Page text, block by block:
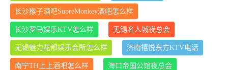
长沙猴子酒吧SupreMonkey酒吧怎么样
长沙罗马娱乐KTV怎么样 无锡名人城夜总会
无锡魅力花都娱乐会所怎么样 济南禧悦东方KTV电话
南宁TH上上酒吧怎么样 海口帝国公馆夜总会